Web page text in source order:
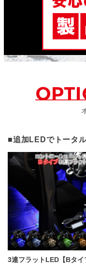
■追加LEDでトータ
3連フラットLED【Bタイ